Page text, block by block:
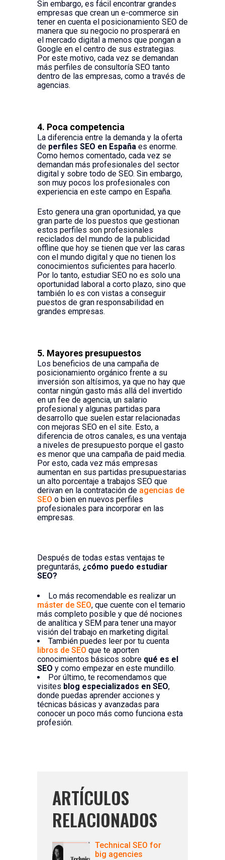
Sin embargo, es fácil encontrar grandes
empresas que crean un e-commerce sin
tener en cuenta el posicionamiento SEO de
manera que su negocio no prosperará en
el mercado digital a menos que pongan a
Google en el centro de sus estrategias.
Por este motivo, cada vez se demandan
más perfiles de consultoría SEO tanto
dentro de las empresas, como a través de
agencias.
4. Poca competencia
La diferencia entre la demanda y la oferta
de perfiles SEO en España es enorme.
Como hemos comentado, cada vez se
demandan más profesionales del sector
digital y sobre todo de SEO. Sin embargo,
son muy pocos los profesionales con
experiencia en este campo en España.
Esto genera una gran oportunidad, ya que
gran parte de los puestos que gestionan
estos perfiles son profesionales
reciclados del mundo de la publicidad
offline que hoy se tienen que ver las caras
con el mundo digital y que no tienen los
conocimientos suficientes para hacerlo.
Por lo tanto, estudiar SEO no es solo una
oportunidad laboral a corto plazo, sino que
también lo es con vistas a conseguir
puestos de gran responsabilidad en
grandes empresas.
5. Mayores presupuestos
Los beneficios de una campaña de
posicionamiento orgánico frente a su
inversión son altísimos, ya que no hay que
contar ningún gasto más allá del invertido
en un fee de agencia, un salario
profesional y algunas partidas para
desarrollo que suelen estar relacionadas
con mejoras SEO en el site. Esto, a
diferencia de otros canales, es una ventaja
a niveles de presupuesto porque el gasto
es menor que una campaña de paid media.
Por esto, cada vez más empresas
aumentan en sus partidas presupuestarias
un alto porcentaje a trabajos SEO que
derivan en la contratación de agencias de
SEO o bien en nuevos perfiles
profesionales para incorporar en las
empresas.
Después de todas estas ventajas te
preguntarás, ¿cómo puedo estudiar
SEO?
Lo más recomendable es realizar un
máster de SEO, que cuente con el temario
más completo posible y que dé nociones
de analítica y SEM para tener una mayor
visión del trabajo en marketing digital.
También puedes leer por tu cuenta
libros de SEO que te aporten
conocimientos básicos sobre qué es el
SEO y como empezar en este mundillo.
Por último, te recomendamos que
visites blog especializados en SEO,
donde puedas aprender acciones y
técnicas básicas y avanzadas para
conocer un poco más como funciona esta
profesión.
ARTÍCULOS
RELACIONADOS
Technical SEO for
big agencies